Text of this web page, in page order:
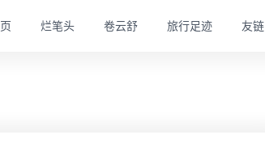
烂笔头 卷云舒 旅行足迹 友链